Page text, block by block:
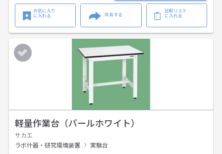
お気に入り
に入れる
共有する
比較リスト
に入れる
軽量作業台（パールホワイト）
サカエ
ラボ什器・研究環境装置
実験台